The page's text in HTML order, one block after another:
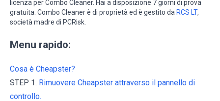
licenza per Combo Cleaner. Hai a disposizione 7 giorni di prova
gratuita. Combo Cleaner è di proprietà ed è gestito da RCS LT,
società madre di PCRisk.
Menu rapido:
Cosa è Cheapster?
STEP 1. Rimuovere Cheapster attraverso il pannello di
controllo.